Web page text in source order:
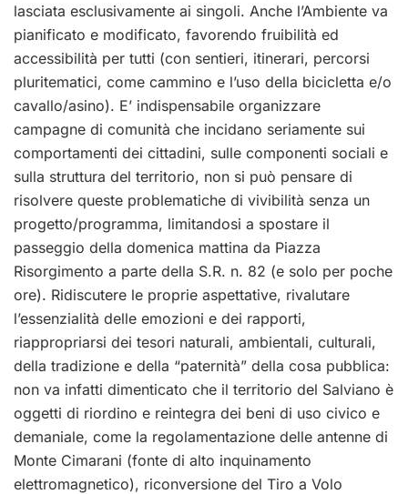
lasciata esclusivamente ai singoli. Anche l’Ambiente va
pianificato e modificato, favorendo fruibilità ed
accessibilità per tutti (con sentieri, itinerari, percorsi
pluritematici, come cammino e l’uso della bicicletta e/o
cavallo/asino). E’ indispensabile organizzare
campagne di comunità che incidano seriamente sui
comportamenti dei cittadini, sulle componenti sociali e
sulla struttura del territorio, non si può pensare di
risolvere queste problematiche di vivibilità senza un
progetto/programma, limitandosi a spostare il
passeggio della domenica mattina da Piazza
Risorgimento a parte della S.R. n. 82 (e solo per poche
ore). Ridiscutere le proprie aspettative, rivalutare
l’essenzialità delle emozioni e dei rapporti,
riappropriarsi dei tesori naturali, ambientali, culturali,
della tradizione e della “paternità” della cosa pubblica:
non va infatti dimenticato che il territorio del Salviano è
oggetti di riordino e reintegra dei beni di uso civico e
demaniale, come la regolamentazione delle antenne di
Monte Cimarani (fonte di alto inquinamento
elettromagnetico), riconversione del Tiro a Volo